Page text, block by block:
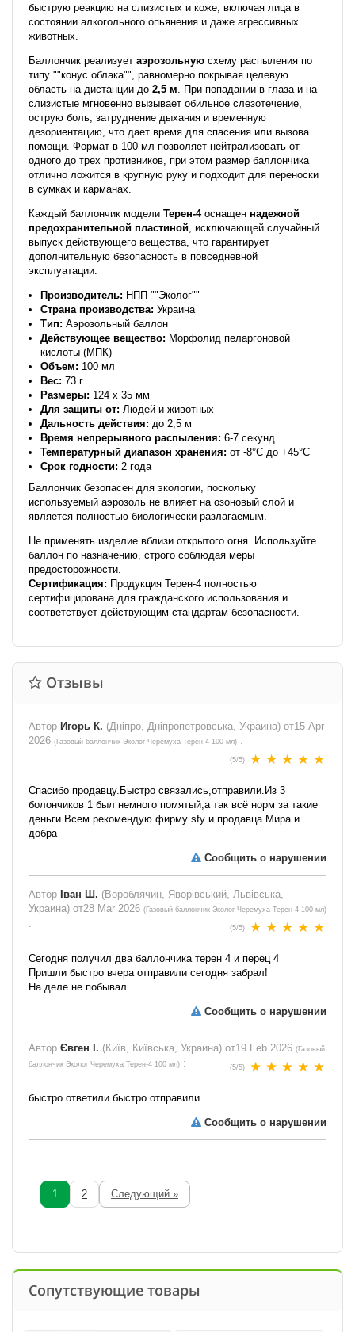
быструю реакцию на слизистых и коже, включая лица в
состоянии алкогольного опьянения и даже агрессивных
животных.
Баллончик реализует аэрозольную схему распыления по
типу ""конус облака"", равномерно покрывая целевую
область на дистанции до 2,5 м. При попадании в глаза и на
слизистые мгновенно вызывает обильное слезотечение,
острую боль, затруднение дыхания и временную
дезориентацию, что дает время для спасения или вызова
помощи. Формат в 100 мл позволяет нейтрализовать от
одного до трех противников, при этом размер баллончика
отлично ложится в крупную руку и подходит для переноски
в сумках и карманах.
Каждый баллончик модели Терен-4оснащен надежной
предохранительной пластиной, исключающей случайный
выпуск действующего вещества, что гарантирует
дополнительную безопасность в повседневной
эксплуатации.
Производитель: НПП ""Эколог""
Страна производства: Украина
Тип: Аэрозольный баллон
Действующее вещество: Морфолид пеларгоновой
кислоты (МПК)
Объем: 100 мл
Вес: 73 г
Размеры: 124 x 35 мм
Для защиты от: Людей и животных
Дальность действия: до 2,5 м
Время непрерывного распыления: 6-7 секунд
Температурный диапазон хранения: от -8°C до +45°C
Срок годности: 2 года
Баллончик безопасен для экологии, поскольку
используемый аэрозоль не влияет на озоновый слой и
является полностью биологически разлагаемым.
Не применять изделие вблизи открытого огня. Используйте
баллон по назначению, строго соблюдая меры
предосторожности.
Сертификация: Продукция Терен-4 полностью
сертифицирована для гражданского использования и
соответствует действующим стандартам безопасности.
Отзывы
Автор Игорь К. (Дніпро, Дніпропетровська, Украина) от15 Apr
2026 (Газовый баллончик Эколог Черемуха Терен-4 100 мл) :
(5/5)
Спасибо продавцу.Быстро связались,отправили.Из 3
болончиков 1 был немного помятый,а так всё норм за такие
деньги.Всем рекомендую фирму sfy и продавца.Мира и
добра
Сообщить о нарушении
Автор Іван Ш. (Вороблячин, Яворівський, Львівська,
Украина) от28 Mar 2026 (Газовый баллончик Эколог Черемуха Терен-4 100 мл)
: (5/5)
Сегодня получил два баллончика терен 4 и перец 4
Пришли быстро вчера отправили сегодня забрал!
На деле не побывал
Сообщить о нарушении
Автор Євген І. (Київ, Київська, Украина) от19 Feb 2026 (Газовый
баллончик Эколог Черемуха Терен-4 100 мл) : (5/5)
быстро ответили.быстро отправили.
Сообщить о нарушении
1 2 Следующий »
Сопутствующие товары